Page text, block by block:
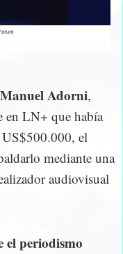
Manuel Adorni,
en LN+ que había
el
mediante una
audiovisual
el periodismo